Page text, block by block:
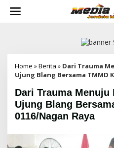
Home »Berita » Dari Trauma
Ujung Blang Bersama TMMD
Dari Trauma Menuju
Ujung Blang
0116/Nagan Raya